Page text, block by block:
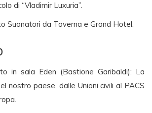
di “Vladimir Luxuria”.
Suonatori da Taverna e Grand Hotel.
in sala Eden (Bastione Garibaldi): La
nostro paese, dalle Unioni civili al PACS